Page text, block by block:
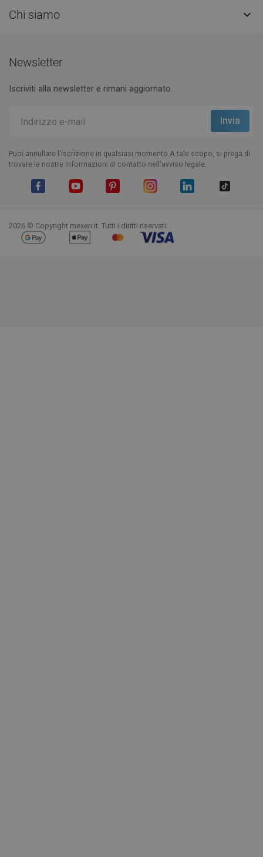
Chi siamo 
Newsletter
Iscriviti alla newsletter e rimani aggiornato.
Puoi annullare l'iscrizione in qualsiasi momento.A tale scopo, si prega di
trovare le nostre informazioni di contatto nell'avviso legale.
2026 © Copyright mexen.it. Tutti i diritti riservati.